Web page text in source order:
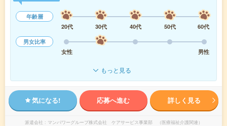
年齢層
20代
30代 40代 50代
60代
男女比率
女性
男性
もっと見る
気になる! 応募へ進む 詳しく見る
派遣会社 マンパワーグループ株式会社 ケアサービス事業部 （医療福祉介護関連）